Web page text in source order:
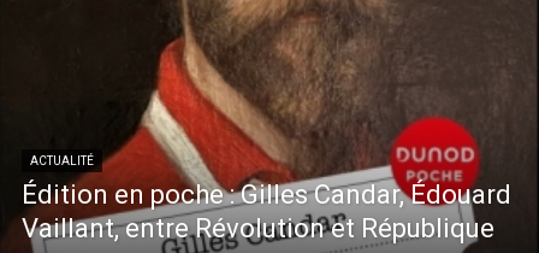
ACTUALITÉ
Édition en poche : Gilles Candar, Édouard
Vaillant, entre Révolution et République